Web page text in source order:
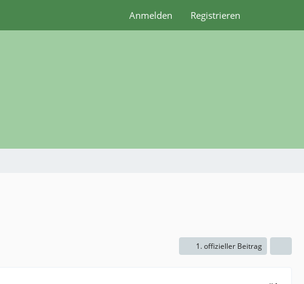
Anmelden Registrieren
1. offizieller Beitrag